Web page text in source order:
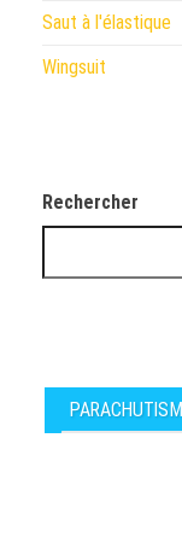
Saut à l'élastique
Wingsuit
Rechercher